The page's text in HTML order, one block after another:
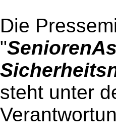
Die
"
steht unter